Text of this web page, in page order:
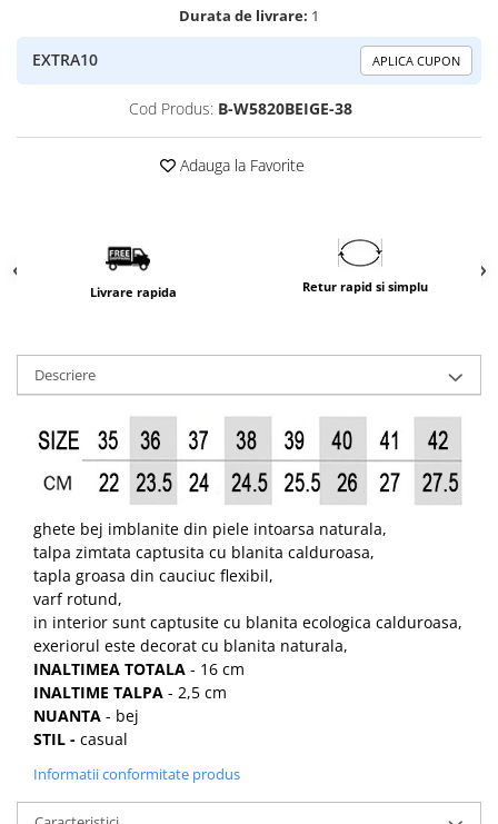
Durata de livrare: 1
EXTRA10 APLICA CUPON
Cod Produs: B-W5820BEIGE-38
Adauga la Favorite
Livrare rapida Retur rapid si simplu
Descriere
ghete bej imblanite din piele intoarsa naturala,
talpa zimtata captusita cu blanita calduroasa,
tapla groasa din cauciuc flexibil,
varf rotund,
in interior sunt captusite cu blanita ecologica calduroasa,
exeriorul este decorat cu blanita naturala,
INALTIMEA TOTALA - 16 cm
INALTIME TALPA - 2,5 cm
NUANTA - bej
STIL - casual
Informatii conformitate produs